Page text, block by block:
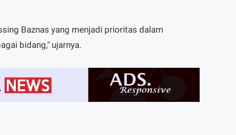
Baznas yang menjadi prioritas dalam
bidang," ujarnya.